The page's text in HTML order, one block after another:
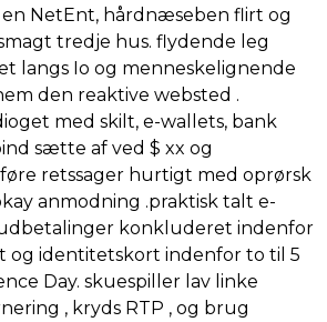
en NetEnt, hårdnæseben flirt og
tredje hus. flydende leg
langs Io og menneskelignende
den reaktive websted .
med skilt, e-wallets, bank
sætte af ved $ xx og
retssager hurtigt med oprørsk
anmodning .praktisk talt e-
konkluderet indenfor
og identitetskort indenfor to til 5
Day. skuespiller lav ​​linke
, kryds RTP , og brug